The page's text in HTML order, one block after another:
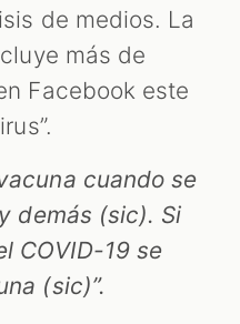
de medios. La
más de
Facebook este
cuando se
demás (sic). Si
COVID-19 se
(sic)”.